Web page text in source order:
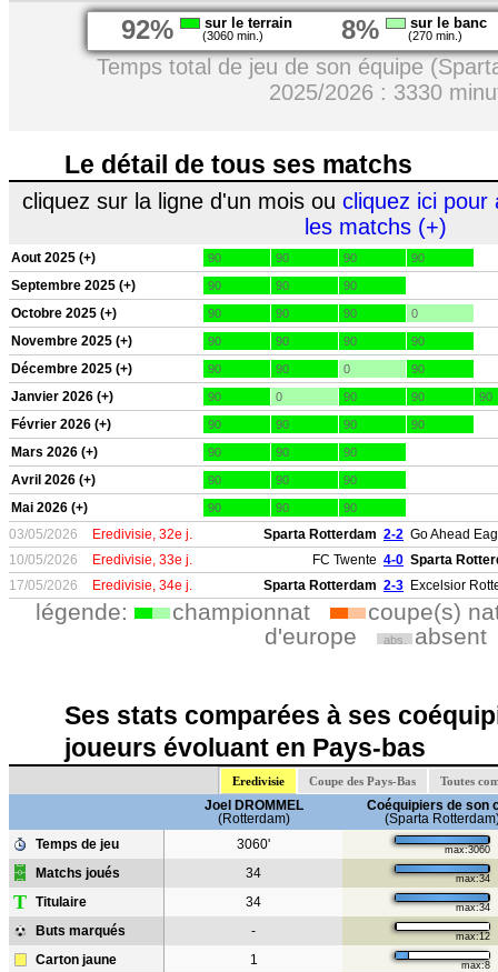
92% sur le terrain
(3060 min.) 8% sur le banc
(270 min.)
Temps total de jeu de son équipe
2025/2026 : 3330
Le détail de tous ses matchs
cliquez sur la ligne d'un mois ou cliquez ici pour
les matchs (+)
Aout 2025 (+) 90 90 90 90
Septembre 2025 (+) 90 90 90
Octobre 2025 (+) 90 90 90 0
Novembre 2025 (+) 90 90 90 90
Décembre 2025 (+) 90 90 0 90
Janvier 2026 (+) 90 0 90 90 90
Février 2026 (+) 90 90 90 90
Mars 2026 (+) 90 90 90
Avril 2026 (+) 90 90 90
Mai 2026 (+) 90 90 90
03/05/2026 Eredivisie, 32e j. Sparta Rotterdam 2-2 Go Ahead
10/05/2026
Eredivisie, 33e j. FC Twente 4-0 Sparta
17/05/2026
Eredivisie, 34e j. Sparta Rotterdam 2-3 Excelsior
légende: championnat
coupe(s)
d'europe
abs. absent
Ses stats comparées à ses
joueurs évoluant en Pays-bas
Eredivisie Coupe des Pays-Bas Toutes
Joel DROMMEL
(Rotterdam)
Coéquipiers de son
(Sparta
Temps de jeu
3060' max:3060
Matchs joués 34 max:34
T Titulaire 34 max:34
Buts marqués - max:12
Carton jaune 1 max:8